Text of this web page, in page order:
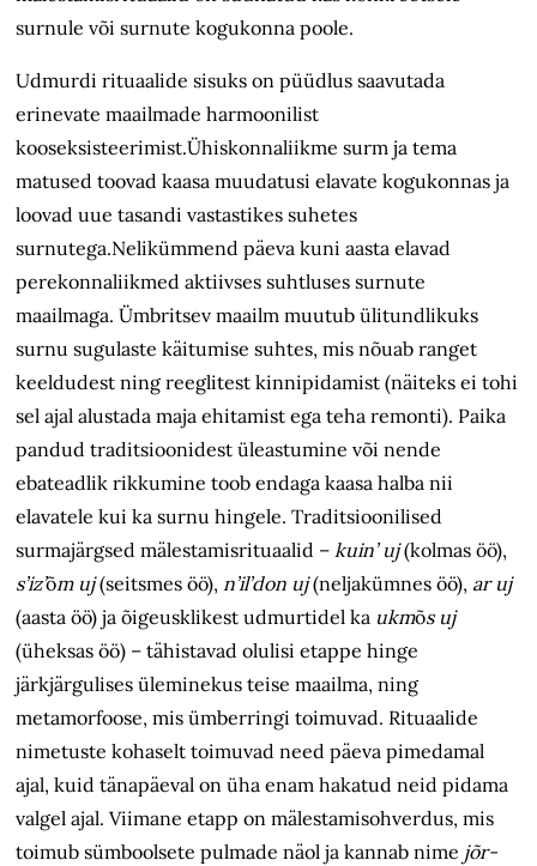
surnule või surnute kogukonna poole.
Udmurdi rituaalide sisuks on püüdlus saavutada
erinevate maailmade harmoonilist
kooseksisteerimist.Ühiskonnaliikme surm ja tema
matused toovad kaasa muudatusi elavate kogukonnas ja
loovad uue tasandi vastastikes suhetes
surnutega.Nelikümmend päeva kuni aasta elavad
perekonnaliikmed aktiivses suhtluses surnute
maailmaga.Ümbritsev maailm muutub ülitundlikuks
surnu sugulaste käitumise suhtes, mis nõuab ranget
keeldudest ning reeglitest kinnipidamist (näiteks ei tohi
sel ajal alustada maja ehitamist ega teha remonti). Paika
pandud traditsioonidest üleastumine või nende
ebateadlik rikkumine toob endaga kaasa halba nii
elavatele kui ka surnu hingele. Traditsioonilised
surmajärgsed mälestamisrituaalid –kuin’ uj(kolmas öö),
s’iz’õm uj(seitsmes öö),n’il’don uj(neljakümnes öö), ar uj
(aasta öö) jaõigeusklikestudmurtidel ka ukmõs uj
(üheksas öö) – tähistavad olulisi etappe hinge
järkjärgulises üleminekus teise maailma, ning
metamorfoose, mis ümberringi toimuvad. Rituaalide
nimetuste kohaselt toimuvad need päeva pimedamal
ajal, kuid tänapäeval on üha enam hakatud neid pidama
valgel ajal. Viimane etapp on mälestamisohverdus, mis
toimub sümboolsete pulmade näol ja kannab nime jõr-